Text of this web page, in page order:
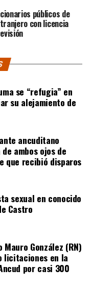
a una solicitud
pero que un
se puede ver
que esos casi
Dante Jara, el
es el mismo
padre, Fernando,
Santiago para
que Camila
comparte su
las “pequeñas
en redes
al Dante Jara
apoyo recibido por
lejano norte. Es
en este caso, todos
y, mientras se
del pequeño
los pies de Fernando
signifique más
a la cura de su hijo
públicos de
con licencia
se “refugia” en
su alejamiento de
ancuditano
ambos ojos de
que recibió disparos
sexual en conocido
Castro
González (RN)
licitaciones en la
por casi 300